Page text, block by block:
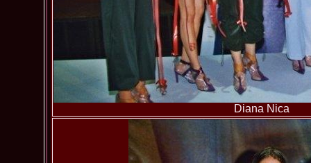
Diana Nica